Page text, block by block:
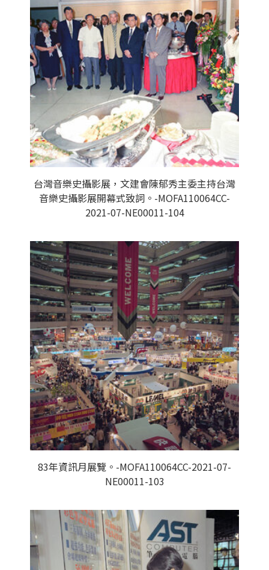
台灣音樂史攝影展，文建會陳郁秀主委主持台灣
音樂史攝影展開幕式致詞。-MOFA110064CC-
2021-07-NE00011-104
83年資訊月展覽。-MOFA110064CC-2021-07-
NE00011-103